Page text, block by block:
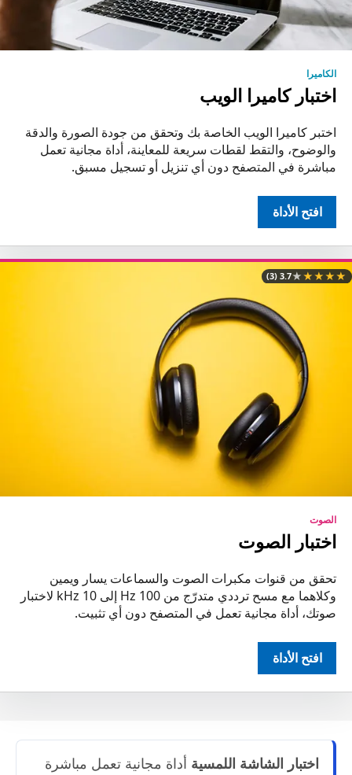
الكاميرا
اختبار كاميرا الويب
اختبر كاميرا الويب الخاصة بك وتحقق من جودة الصورة والدقة
والوضوح، والتقط لقطات سريعة للمعاينة، أداة مجانية تعمل
مباشرة في المتصفح دون أي تنزيل أو تسجيل مسبق.
افتح الأداة
★
★
★
★
★
3.7
(3)
الصوت
اختبار الصوت
تحقق من قنوات مكبرات الصوت والسماعات يسار ويمين
وكلاهما مع مسح ترددي متدرّج من 100 Hz إلى 10 kHz لاختبار
صوتك، أداة مجانية تعمل في المتصفح دون أي تثبيت.
افتح الأداة
اختبار الشاشة اللمسية أداة مجانية تعمل مباشرة